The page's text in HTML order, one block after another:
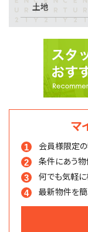
土地
マ
会員様限定
条件にあう物
何でも気軽に
最新物件を簡